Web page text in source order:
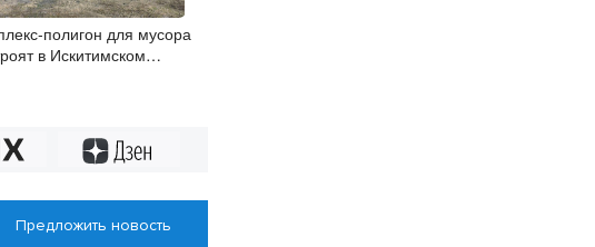
полигон для мусора
в Искитимском
Предложить новость